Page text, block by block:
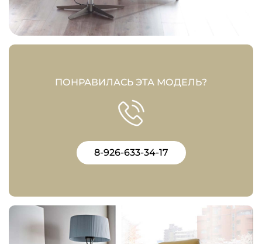
ПОНРАВИЛАСЬ ЭТА МОДЕЛЬ?
8-926-633-34-17